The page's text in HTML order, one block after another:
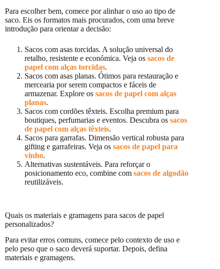
Para escolher bem, comece por alinhar o uso ao tipo de
saco. Eis os formatos mais procurados, com uma breve
introdução para orientar a decisão:
Sacos com asas torcidas. A solução universal do
retalho, resistente e económica. Veja os sacos de
papel com alças torcidas.
Sacos com asas planas. Ótimos para restauração e
mercearia por serem compactos e fáceis de
armazenar. Explore os sacos de papel com alças
planas.
Sacos com cordões têxteis. Escolha premium para
boutiques, perfumarias e eventos. Descubra os sacos
de papel com alças têxteis.
Sacos para garrafas. Dimensão vertical robusta para
gifting e garrafeiras. Veja os sacos de papel para
vinho.
Alternativas sustentáveis. Para reforçar o
posicionamento eco, combine com sacos de algodão
reutilizáveis.
Quais os materiais e gramagens para sacos de papel
personalizados?
Para evitar erros comuns, comece pelo contexto de uso e
pelo peso que o saco deverá suportar. Depois, defina
materiais e gramagens.